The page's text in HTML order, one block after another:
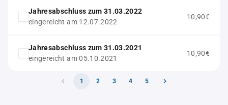
Jahresabschluss zum 31.03.2022
eingereicht am 12.07.2022
10,90€
Jahresabschluss zum 31.03.2021
eingereicht am 05.10.2021
10,90€
1 2 3 4 5